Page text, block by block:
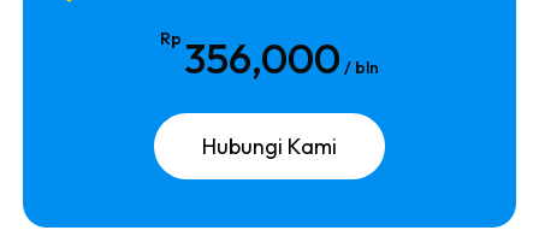
Rp 356,000 / bln
Hubungi Kami